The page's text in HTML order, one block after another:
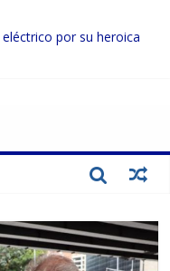
por su heroica
el sector privado para
instalaciones del SEN
para fortalecer el SEN